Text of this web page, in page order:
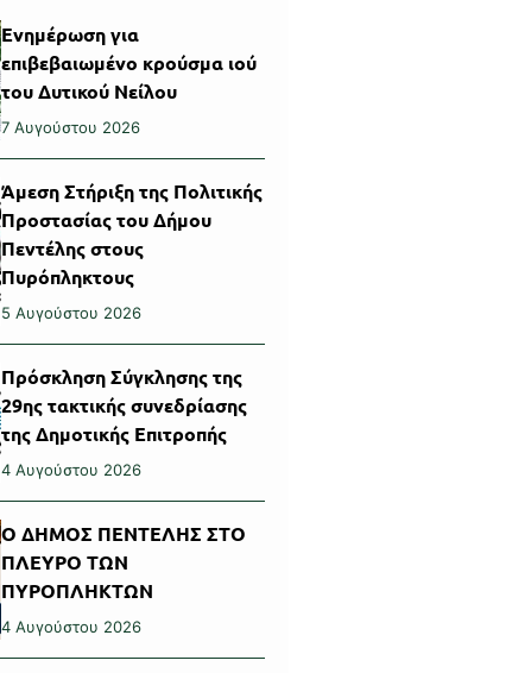
Ενημέρωση για
επιβεβαιωμένο κρούσμα ιού
του Δυτικού Νείλου
7 Αυγούστου 2026
Άμεση Στήριξη της Πολιτικής
Προστασίας του Δήμου
Πεντέλης στους
Πυρόπληκτους
5 Αυγούστου 2026
Πρόσκληση Σύγκλησης της
29ης τακτικής συνεδρίασης
της Δημοτικής Επιτροπής
4 Αυγούστου 2026
Ο ΔΗΜΟΣ ΠΕΝΤΕΛΗΣ ΣΤΟ
ΠΛΕΥΡΟ ΤΩΝ
ΠΥΡΟΠΛΗΚΤΩΝ
4 Αυγούστου 2026